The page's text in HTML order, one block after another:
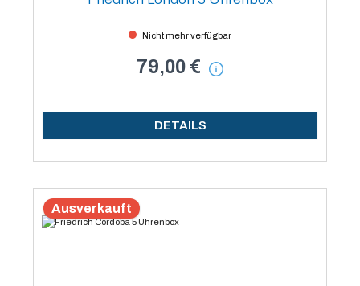
Nicht mehr verfügbar
79,00 €
DETAILS
Ausverkauft